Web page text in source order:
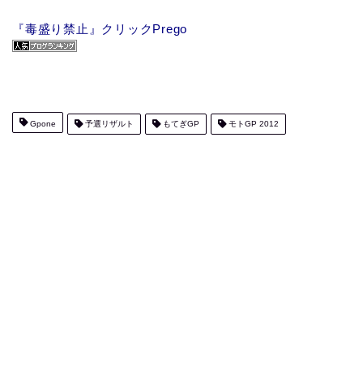
『毒盛り禁止』クリックPrego
Gpone 予選リザルト もてぎGP モトGP 2012